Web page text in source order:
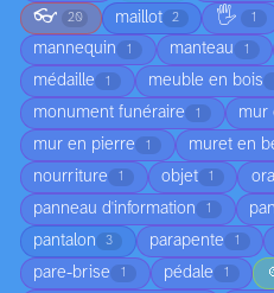
👓 20 maillot 2 🖐️ 1
mannequin 1 manteau 1
médaille 1 meuble en bois
monument funéraire 1 mur
mur en pierre 1 muret en
nourriture 1 objet 1
panneau d'information 1
pantalon 3 parapente 1
pare-brise 1 pédale 1